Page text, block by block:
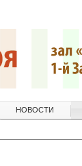
НОВОСТИ